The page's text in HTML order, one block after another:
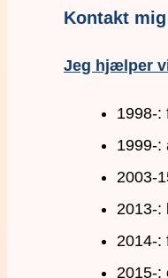
Kontakt
Jeg hjælper
1998-:
1999-:
2003-
2013-:
2014-:
2015-: